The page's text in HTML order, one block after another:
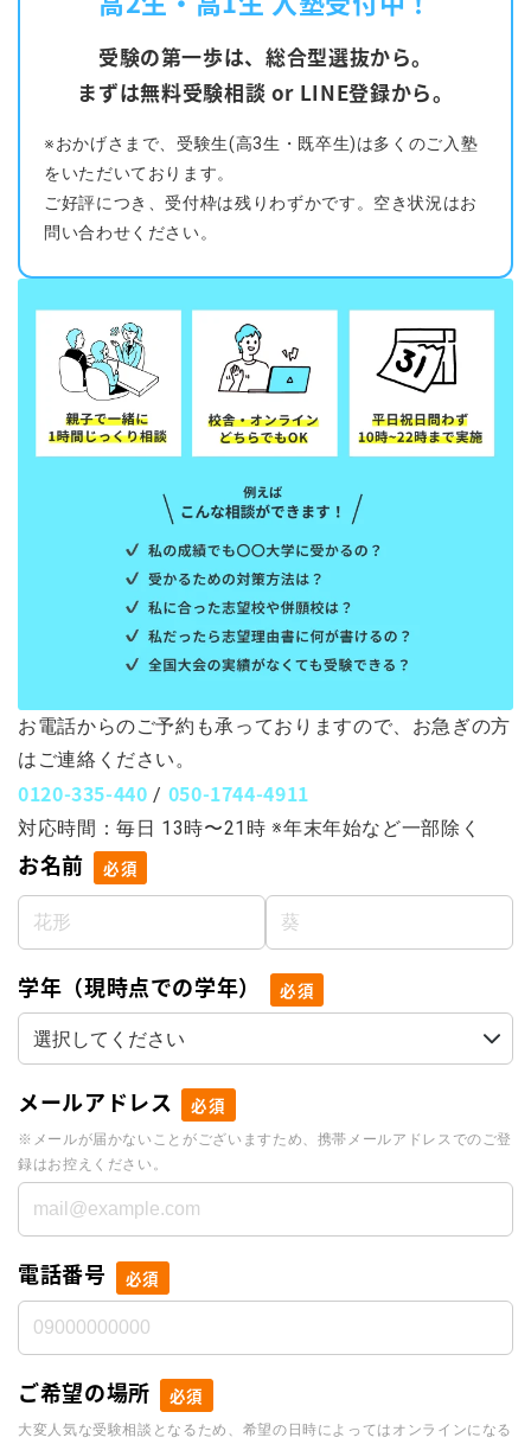
受験の第一歩は、総合型選抜から。
まずは無料受験相談 or LINE登録から。
※おかげさまで、受験生(高3生・既卒生)は多くのご入塾
をいただいております。
ご好評につき、受付枠は残りわずかです。空き状況はお
問い合わせください。
お電話からのご予約も承っておりますので、お急ぎの方
はご連絡ください。
0120-335-440 / 050-1744-4911
対応時間：毎日 13時〜21時 ※年末年始など一部除く
お名前 必須
学年（現時点での学年） 必須
メールアドレス 必須
※メールが届かないことがございますため、携帯メールアドレスでのご登
録はお控えください。
電話番号 必須
ご希望の場所 必須
大変人気な受験相談となるため、希望の日時によってはオンラインになる